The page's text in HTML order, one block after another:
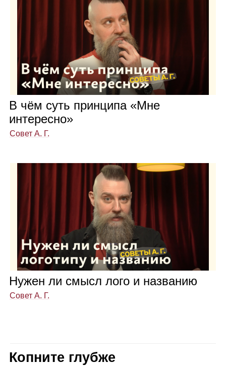
В чём суть прин­ципа «Мне
инте­ресно»
Совет А. Г.
Нужен ли смысл лого и назва­нию
Совет А. Г.
Копните глубже